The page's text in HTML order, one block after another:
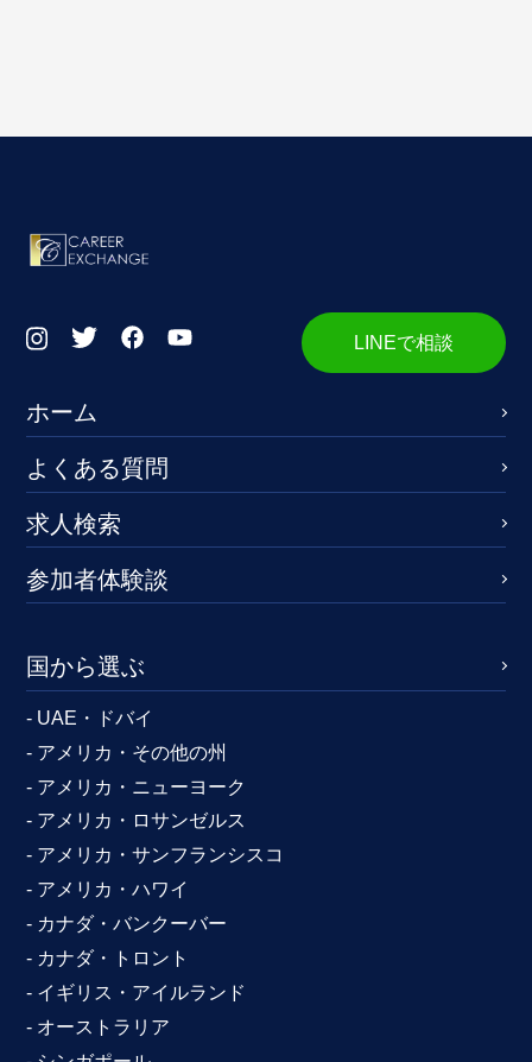
LINEで相談
ホーム
よくある質問
求人検索
参加者体験談
国から選ぶ
- UAE・ドバイ
- アメリカ・その他の州
- アメリカ・ニューヨーク
- アメリカ・ロサンゼルス
- アメリカ・サンフランシスコ
- アメリカ・ハワイ
- カナダ・バンクーバー
- カナダ・トロント
- イギリス・アイルランド
- オーストラリア